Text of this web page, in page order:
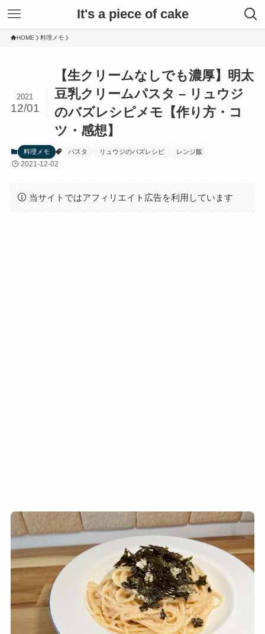
It's a piece of cake
HOME 料理メモ
【生クリームなしでも濃厚】明太
豆乳クリームパスタ – リュウジ
のバズレシピメモ【作り方・コ
ツ・感想】
2021
12/01
料理メモ パスタ リュウジのバズレシピ レンジ飯
2021-12-02
当サイトではアフィリエイト広告を利用しています